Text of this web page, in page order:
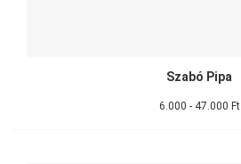
Szabó Pipa
6.000 - 47.000 Ft